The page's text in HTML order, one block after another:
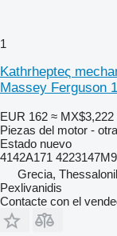
1
Kathrhepteς
Massey Ferguson
EUR 162 ≈ MX$3,222
Piezas del motor -
Estado nuevo
4142A171
Grecia,
Pexlivanidis
Contacte con el